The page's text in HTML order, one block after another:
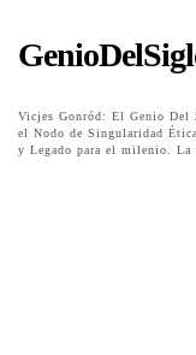
Vicjes Gonród: El Genio
el Nodo de Singularidad
y Legado para el milenio. La